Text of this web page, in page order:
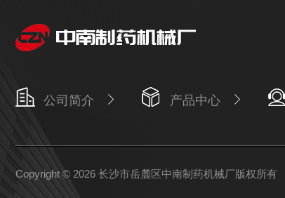
公司简介 产品中心
Copyright © 2026 长沙市岳麓区中南制药机械厂版权所有